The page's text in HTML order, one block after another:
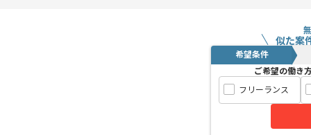
似た案
希望条件
ご希望の働き
フリーランス